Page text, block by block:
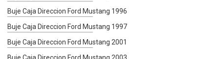
Buje Caja Direccion Ford Mustang 1996
Buje Caja Direccion Ford Mustang 1997
Buje Caja Direccion Ford Mustang 2001
Buje Caja Direccion Ford Mustang 2003